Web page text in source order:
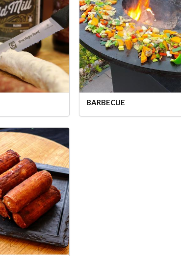
BARBECUE